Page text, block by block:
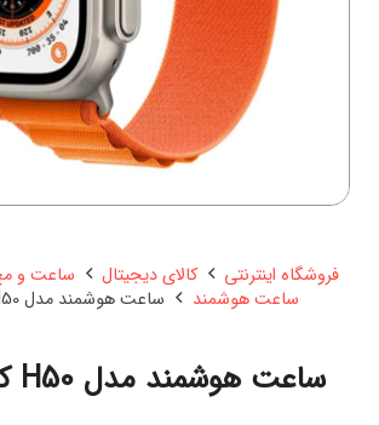
فروشگاه اینترنتی کالای دیجیتال
ساعت و
ساعت هوشمند
ساعت هوشمند مدل H50 کد 12553
ساعت هوشمند مدل H50 کد 12553